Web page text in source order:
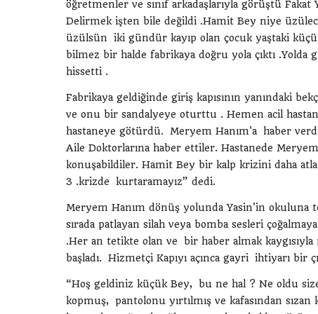
öğretmenler ve sınıf arkadaşlarıyla görüştü
Delirmek işten bile değildi .Hamit Bey niye
üzülsün iki gündür kayıp olan çocuk yaştaki
bilmez bir halde fabrikaya doğru yola çıktı .Yolda
hissetti .
Fabrikaya geldiğinde giriş kapısının yanındaki
ve onu bir sandalyeye oturttu . Hemen acil
hastaneye götürdü. Meryem Hanım'a haber
Aile Doktorlarına haber ettiler. Hastanede
konuşabildiler. Hamit Bey bir kalp krizini daha
3 .krizde kurtaramayız” dedi.
Meryem Hanım dönüş yolunda Yasin'in okuluna
sırada patlayan silah veya bomba sesleri
.Her an tetikte olan ve bir haber almak
başladı. Hizmetçi Kapıyı açınca gayri ihtiyarı bir
“Hoş geldiniz küçük Bey, bu ne hal ? Ne oldu
kopmuş, pantolonu yırtılmış ve kafasından